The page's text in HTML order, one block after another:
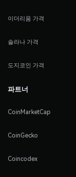
이더리움 가격
솔라나 가격
도지코인 가격
파트너
CoinMarketCap
CoinGecko
Coincodex